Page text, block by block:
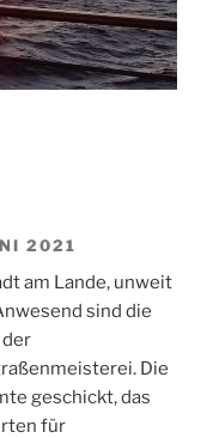
2021
am Lande, unweit
sind die
Die
geschickt, das
für